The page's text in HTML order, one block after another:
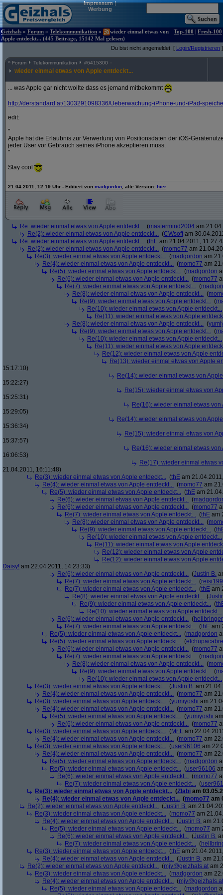
Impressum|
Werbung
Geizhals » Forum » Telekommunikation »
wieder einmal etwas von
Apple entdeckt... (445 Beiträge, 15142 Mal gelesen)
Top-100 | Fresh-100
Du bist nicht angemeldet. [ Login/Registrieren ]
^ Forum Telekommunikation #6415300
wieder einmal etwas von Apple entdeckt...
... was Apple gar nicht wollte dass es jemand mitbekommt
http://derstandard.at/1303291098336/Ueberwachung-iPhone-und-iPad-
edit:
"
Apple hat die Erlaubnis zur Verwertung von Positionsdaten der iOS-
jeder User vor Gebrauch seines iPhone akzeptieren muss.
"
Stay cool
21.04.2011, 12:19 Uhr - Editiert von madgordon , alte Version: hier
Re: wieder einmal etwas von Apple entdeckt... (mastermind2004 am
Re(2): wieder einmal etwas von Apple entdeckt... (CWsoft am
Re: wieder einmal etwas von Apple entdeckt... (thE am 21.04.2011,
Re(2): wieder einmal etwas von Apple entdeckt... (momo77 am
Re(3): wieder einmal etwas von Apple entdeckt... (madgordon am
Re(4): wieder einmal etwas von Apple entdeckt... (momo77 am
Re(5): wieder einmal etwas von Apple entdeckt... (madgordon
Re(6): wieder einmal etwas von Apple entdeckt... (momo77
Re(7): wieder einmal etwas von Apple entdeckt... (
Re(8): wieder einmal etwas von Apple entdeckt... (
Re(9): wieder einmal etwas von Apple entdeckt... (
Re(10): wieder einmal etwas von Apple entdeckt...
Re(11): wieder einmal etwas von Apple
Re(8): wieder einmal etwas von Apple entdeckt... (
Re(9): wieder einmal etwas von Apple entdeckt... (
Re(10): wieder einmal etwas von Apple entdeckt...
Re(11): wieder einmal etwas von Apple
Re(12): wieder einmal etwas von Apple
Re(13): wieder einmal etwas von Apple
15:17:10)
Re(14): wieder einmal etwas von
15:22:27)
Re(15): wieder einmal etwas von
15:25:31)
Re(16): wieder einmal etwas von
15:29:05)
Re(14): wieder einmal etwas von
15:36:34)
Re(15): wieder einmal etwas von
15:37:57)
Re(16): wieder einmal etwas von
16:06:53)
Re(17): wieder einmal etwas
21.04.2011, 16:11:48)
Re(3): wieder einmal etwas von Apple entdeckt... (thE am
Re(4): wieder einmal etwas von Apple entdeckt... (momo77 am
Re(5): wieder einmal etwas von Apple entdeckt... (thE am
Re(6): wieder einmal etwas von Apple entdeckt... (
Re(6): wieder einmal etwas von Apple entdeckt... (momo77
Re(7): wieder einmal etwas von Apple entdeckt... (thE am
Re(8): wieder einmal etwas von Apple entdeckt... (
Re(9): wieder einmal etwas von Apple entdeckt... (
Re(10): wieder einmal etwas von Apple entdeckt...
Re(11): wieder einmal etwas von Apple
Re(12): wieder einmal etwas von Apple
Re(12): wieder einmal etwas von Apple
Daisy! am 22.04.2011, 14:23:33)
Re(6): wieder einmal etwas von Apple entdeckt... (Justin B.
Re(7): wieder einmal etwas von Apple entdeckt... (
Re(7): wieder einmal etwas von Apple entdeckt... (thE am
Re(8): wieder einmal etwas von Apple entdeckt... (
Re(9): wieder einmal etwas von Apple entdeckt... (
Re(10): wieder einmal etwas von Apple entdeckt...
Re(6): wieder einmal etwas von Apple entdeckt... (hellbringer
Re(7): wieder einmal etwas von Apple entdeckt... (thE am
Re(5): wieder einmal etwas von Apple entdeckt... (madgordon
Re(5): wieder einmal etwas von Apple entdeckt... (elchupacabre
Re(6): wieder einmal etwas von Apple entdeckt... (momo77
Re(7): wieder einmal etwas von Apple entdeckt... (
Re(8): wieder einmal etwas von Apple entdeckt... (
Re(9): wieder einmal etwas von Apple entdeckt... (
Re(10): wieder einmal etwas von Apple entdeckt...
Re(3): wieder einmal etwas von Apple entdeckt... (Justin B. am
Re(4): wieder einmal etwas von Apple entdeckt... (momo77 am
Re(3): wieder einmal etwas von Apple entdeckt... (yumiyoshi am
Re(4): wieder einmal etwas von Apple entdeckt... (momo77 am
Re(5): wieder einmal etwas von Apple entdeckt... (yumiyoshi
Re(6): wieder einmal etwas von Apple entdeckt... (momo77
Re(3): wieder einmal etwas von Apple entdeckt... (Mr L am
Re(4): wieder einmal etwas von Apple entdeckt... (momo77 am
Re(3): wieder einmal etwas von Apple entdeckt... (user96106 am
Re(4): wieder einmal etwas von Apple entdeckt... (momo77 am
Re(5): wieder einmal etwas von Apple entdeckt... (madgordon
Re(5): wieder einmal etwas von Apple entdeckt... (user96106
Re(6): wieder einmal etwas von Apple entdeckt... (momo77
Re(7): wieder einmal etwas von Apple entdeckt... (
Re(3): wieder einmal etwas von Apple entdeckt... (Zlabi am
Re(4): wieder einmal etwas von Apple entdeckt... (momo77 am
Re(2): wieder einmal etwas von Apple entdeckt... (Justin B. am
Re(3): wieder einmal etwas von Apple entdeckt... (momo77 am
Re(4): wieder einmal etwas von Apple entdeckt... (Justin B. am
Re(5): wieder einmal etwas von Apple entdeckt... (momo77 am
Re(6): wieder einmal etwas von Apple entdeckt... (Justin B.
Re(7): wieder einmal etwas von Apple entdeckt... (
Re(3): wieder einmal etwas von Apple entdeckt... (thE am
Re(4): wieder einmal etwas von Apple entdeckt... (Justin B. am
Re(2): wieder einmal etwas von Apple entdeckt... (mjy@geizhals.at am
Re(3): wieder einmal etwas von Apple entdeckt... (madgordon am
Re(4): wieder einmal etwas von Apple entdeckt... (mjy@geizhals.at
Re(5): wieder einmal etwas von Apple entdeckt... (madgordon